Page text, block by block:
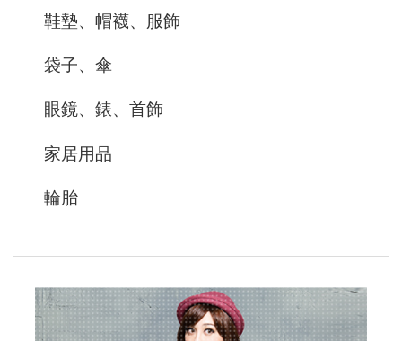
鞋墊、帽襪、服飾
袋子、傘
眼鏡、錶、首飾
家居用品
輪胎